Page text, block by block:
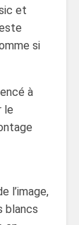
et
si
à
le
l’image,
blancs